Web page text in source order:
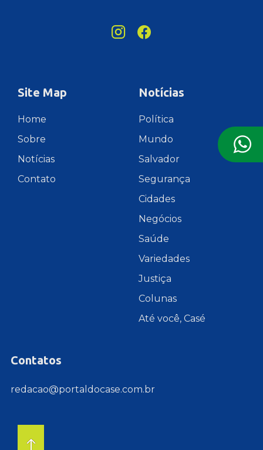
Site Map
Home
Sobre
Notícias
Contato
Notícias
Política
Mundo
Salvador
Segurança
Cidades
Negócios
Saúde
Variedades
Justiça
Colunas
Até você, Casé
Contatos
redacao@portaldocase.com.br